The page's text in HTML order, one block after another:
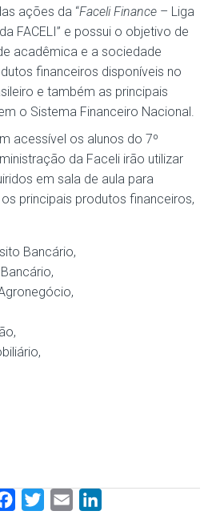
ações da “Faceli Finance – Liga
FACELI” e possui o objetivo de
acadêmica e a sociedade
financeiros disponíveis no
e também as principais
o Sistema Financeiro Nacional.
acessível os alunos do 7º
da Faceli irão utilizar
em sala de aula para
principais produtos financeiros,
Bancário,